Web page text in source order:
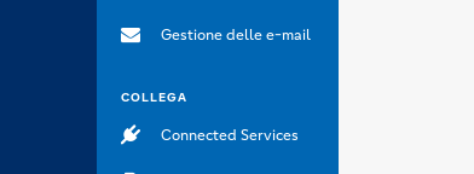
Gestione delle e-mail
COLLEGA
Connected Services